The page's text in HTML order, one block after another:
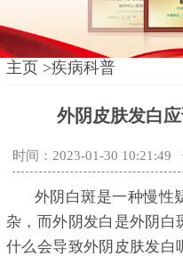
主页 >疾病科普
外阴皮肤发白
时间：2023-01-30 10:21:49
外阴白斑是一种慢性
杂，而外阴发白是外阴白
什么会导致外阴皮肤发白